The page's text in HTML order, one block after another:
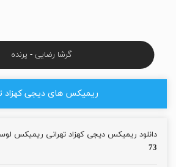
گرشا رضایی - پرنده
ریمیکس های دیجی کهزاد
دانلود ریمیکس دیجی کهزاد تهرانی ریمیکس
73